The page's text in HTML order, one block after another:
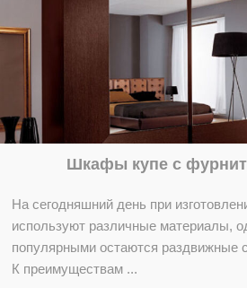
Шкафы купе с
На сегодняшний день при
используют различные материалы,
популярными остаются раздвижные
К преимуществам ...